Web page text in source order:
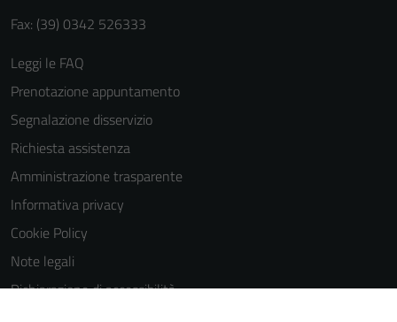
Fax: (39) 0342 526333
Leggi le FAQ
Prenotazione appuntamento
Segnalazione disservizio
Richiesta assistenza
Amministrazione trasparente
Informativa privacy
Cookie Policy
Note legali
Dichiarazione di accessibilità